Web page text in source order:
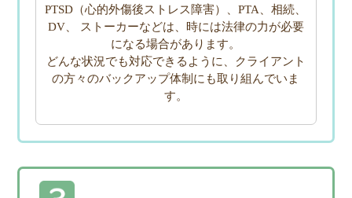
PTSD（心的外傷後ストレス障害）、PTA、相続、
DV、
ストーカーなどは、時には法律の力が必要
になる場合があります。
どんな状況でも対応できるように、クライアント
の方々のバックアップ体制にも取り組んでいま
す。